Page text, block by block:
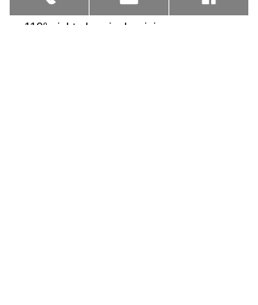
Temperatur im Trockner trocknen max.
110° nicht chemisch reinigen